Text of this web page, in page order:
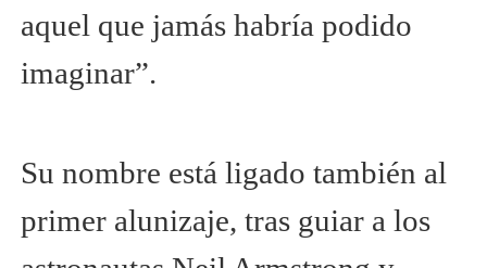
aquel que jamás habría podido
imaginar”.
Su nombre está ligado también al
primer alunizaje, tras guiar a los